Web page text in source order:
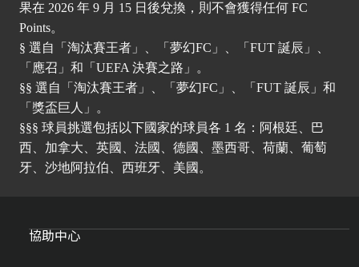
果在 2026 年 9 月 15 日後兌換，則不會獲得任何 FC
Points。
§ 選自「淘汰賽王者」、「夢幻FC」、「FUT 誕辰」、
「應召」和「UEFA 決賽之路」。
§§ 選自「淘汰賽王者」、「夢幻FC」、「FUT 誕辰」和
「獎盃巨人」。
§§§ 球員挑選包括以下國家的球員各 1 名：阿根廷、巴
西、加拿大、英國、法國、德國、墨西哥、荷蘭、葡萄
牙、沙地阿拉伯、西班牙、美國。
協助中心